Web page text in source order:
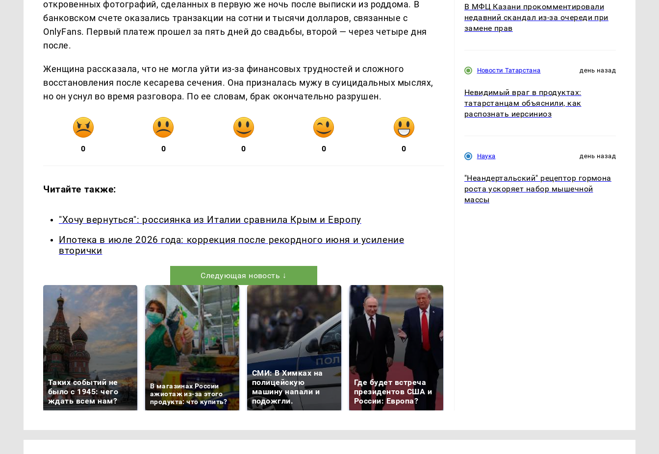
откровенных фотографий, сделанных в первую же ночь после выписки из роддома. В
банковском счете оказались транзакции на сотни и тысячи долларов, связанные с
OnlyFans. Первый платеж прошел за пять дней до свадьбы, второй — через четыре дня
после.
Женщина рассказала, что не могла уйти из-за финансовых трудностей и сложного
восстановления после кесарева сечения. Она призналась мужу в суицидальных мыслях,
но он уснул во время разговора. По ее словам, брак окончательно разрушен.
0 0 0 0 0
Читайте также:
"Хочу вернуться": россиянка из Италии сравнила Крым и Европу
Ипотека в июле 2026 года: коррекция после рекордного июня и усиление
вторички
Следующая новость ↓
Таких событий не
было с 1945: чего
ждать всем нам?
В магазинах России
ажиотаж из-за этого
продукта: что купить?
СМИ: В Химках на
полицейскую
машину напали и
подожгли.
Где будет встреча
президентов США и
России: Европа?
В МФЦ Казани прокомментировали
недавний скандал из-за очереди при
замене прав
Новости Татарстана день назад
Невидимый враг в продуктах:
татарстанцам объяснили, как
распознать иерсиниоз
Наука день назад
"Неандертальский" рецептор гормона
роста ускоряет набор мышечной
массы